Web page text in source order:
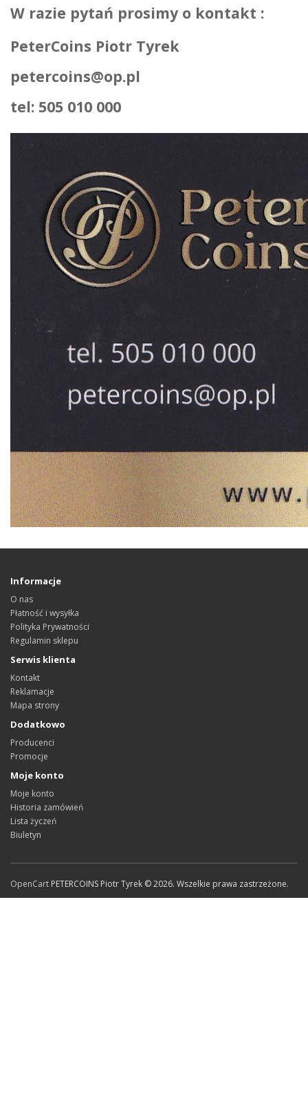
W razie pytań prosimy o kontakt :
PeterCoins Piotr Tyrek
petercoins@op.pl
tel: 505 010 000
Informacje
O nas
Płatność i wysyłka
Polityka Prywatności
Regulamin sklepu
Serwis klienta
Kontakt
Reklamacje
Mapa strony
Dodatkowo
Producenci
Promocje
Moje konto
Moje konto
Historia zamówień
Lista życzeń
Biuletyn
OpenCart PETERCOINS Piotr Tyrek © 2026. Wszelkie prawa zastrzeżone.